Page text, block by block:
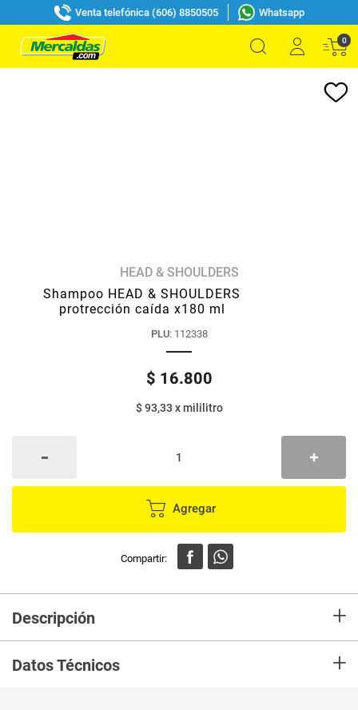
Venta telefónica (606) 8850505 Whatsapp
0
HEAD & SHOULDERS
Shampoo HEAD & SHOULDERS
protrección caída x180 ml
PLU: 112338
$ 16.800
$ 93,33 xmililitro
Agregar
Descripción +
Marca H&S y recibelo en tu casa en minutos.
Datos Técnicos +